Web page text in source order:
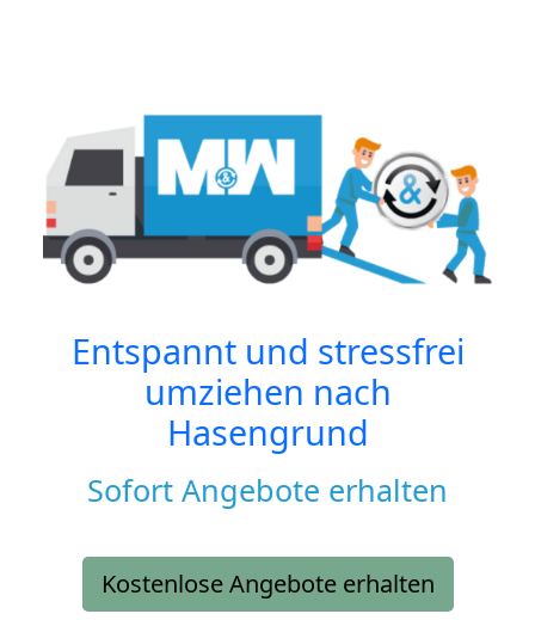
Entspannt und stressfrei
umziehen nach
Hasengrund
Sofort Angebote erhalten
Kostenlose Angebote erhalten